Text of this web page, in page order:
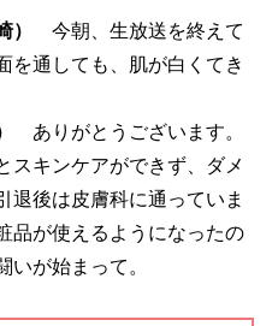
）
今朝、生放送を終えて
を通しても、肌が白くてき
ありがとうございます。
スキンケアができず、ダメ
退後は皮膚科に通っていま
品が使えるようになったの
いが始まって。